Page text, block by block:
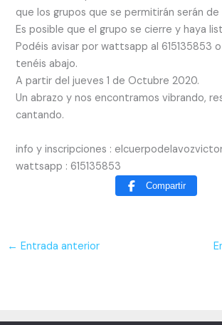
que los grupos que se permitirán serán de
Es posible que el grupo se cierre y haya
Podéis avisar por wattsapp al 615135853
tenéis abajo.
A partir del jueves 1 de Octubre 2020.
Un abrazo y nos encontramos vibrando,
cantando.
info y inscripciones :
wattsapp : 615135853
Compartir
← Entrada anterior